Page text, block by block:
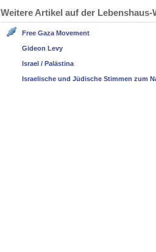
Weitere Artikel auf der
Free Gaza Movement
Gideon Levy
Israel / Palästina
Israelische und Jüdische Stimmen zum